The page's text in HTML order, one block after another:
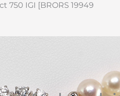
750 IGI [BRORS 19949